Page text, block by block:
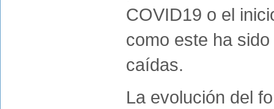
COVID19 o el
como este ha
caídas.
La evolución del